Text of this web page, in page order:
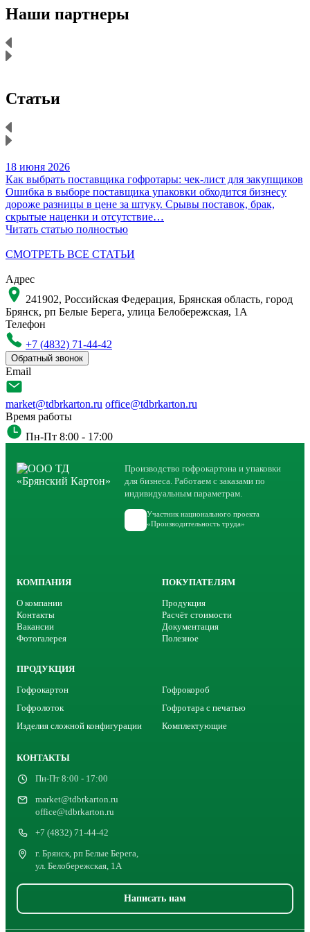
Наши партнеры
Статьи
18 июня 2026
Как выбрать поставщика гофротары: чек-лист для закупщиков
Ошибка в выборе поставщика упаковки обходится бизнесу
дороже разницы в цене за штуку. Срывы поставок, брак,
скрытые наценки и отсутствие…
Читать статью полностью
СМОТРЕТЬ ВСЕ СТАТЬИ
Адрес
241902, Российская Федерация, Брянская область, город
Брянск, рп Белые Берега, улица Белобережская, 1А
Телефон
+7 (4832) 71-44-42
Обратный звонок
Email
market@tdbrkarton.ru office@tdbrkarton.ru
Время работы
Пн-Пт 8:00 - 17:00
Производство гофрокартона и упаковки
для бизнеса. Работаем с заказами по
индивидуальным параметрам.
Участник национального проекта
«Производительность труда»
КОМПАНИЯ
О компании
Контакты
Вакансии
Фотогалерея
ПОКУПАТЕЛЯМ
Продукция
Расчёт стоимости
Документация
Полезное
ПРОДУКЦИЯ
Гофрокартон
Гофрокороб
Гофролоток
Гофротара с печатью
Изделия сложной конфигурации
Комплектующие
КОНТАКТЫ
Пн-Пт 8:00 - 17:00
market@tdbrkarton.ru
office@tdbrkarton.ru
+7 (4832) 71-44-42
г. Брянск, рп Белые Берега,
ул. Белобережская, 1А
Написать нам